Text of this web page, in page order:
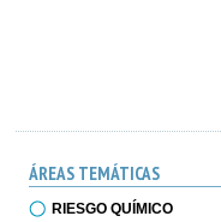
ÁREAS TEMÁTICAS
RIESGO QUÍMICO